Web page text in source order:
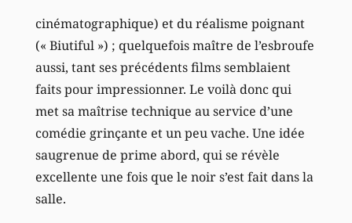
cinématographique) et du réalisme poignant
(« Biutiful ») ; quelquefois maître de l’esbroufe
aussi, tant ses précédents films semblaient
faits pour impressionner. Le voilà donc qui
met sa maîtrise technique au service d’une
comédie grinçante et un peu vache. Une idée
saugrenue de prime abord, qui se révèle
excellente une fois que le noir s’est fait dans la
salle.